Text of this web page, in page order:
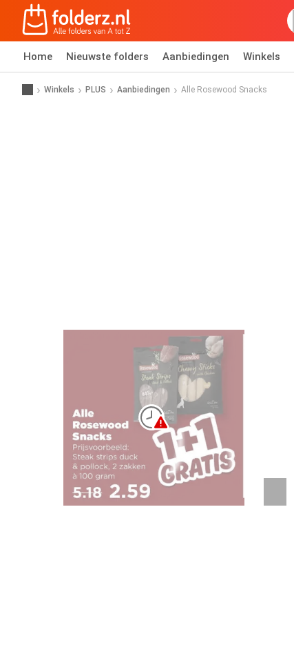
Home Nieuwste folders Aanbiedingen Winkels
Winkels PLUS Aanbiedingen Alle Rosewood Snacks